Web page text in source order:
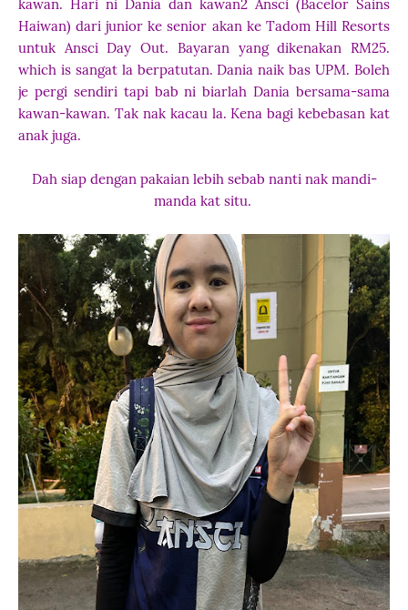
kawan. Hari ni Dania dan kawan2 Ansci (Bacelor Sains
Haiwan) dari junior ke senior akan ke Tadom Hill Resorts
untuk Ansci Day Out. Bayaran yang dikenakan RM25.
which is sangat la berpatutan. Dania naik bas UPM. Boleh
je pergi sendiri tapi bab ni biarlah Dania bersama-sama
kawan-kawan. Tak nak kacau la. Kena bagi kebebasan kat
anak juga.
Dah siap dengan pakaian lebih sebab nanti nak mandi-
manda kat situ.